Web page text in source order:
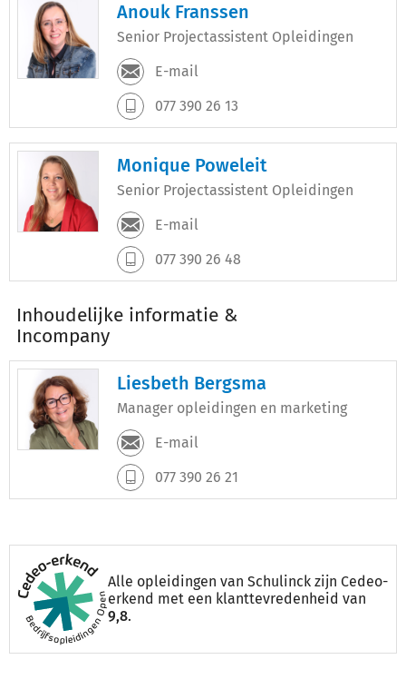
Anouk Franssen
Senior Projectassistent Opleidingen
E-mail
077 390 26 13
Monique Poweleit
Senior Projectassistent Opleidingen
E-mail
077 390 26 48
Inhoudelijke informatie &
Incompany
Liesbeth Bergsma
Manager opleidingen en marketing
E-mail
077 390 26 21
Alle opleidingen van Schulinck zijn Cedeo-
erkend met een klanttevredenheid van
9,8.